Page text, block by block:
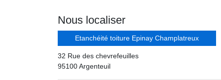
Nous localiser
Etanchéité toiture Epinay Champlatreux
32 Rue des chevrefeuilles
95100 Argenteuil